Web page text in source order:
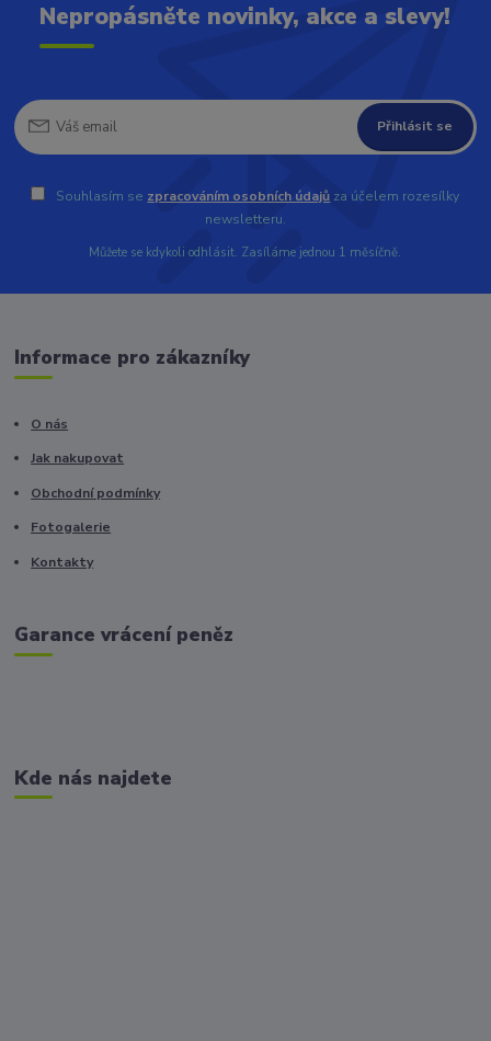
Nepropásněte novinky, akce a slevy!
Přihlásit se
Souhlasím se zpracováním osobních údajů za účelem rozesílky
newsletteru.
Můžete se kdykoli odhlásit. Zasíláme jednou 1 měsíčně.
Informace pro zákazníky
O nás
Jak nakupovat
Obchodní podmínky
Fotogalerie
Kontakty
Garance vrácení peněz
Kde nás najdete